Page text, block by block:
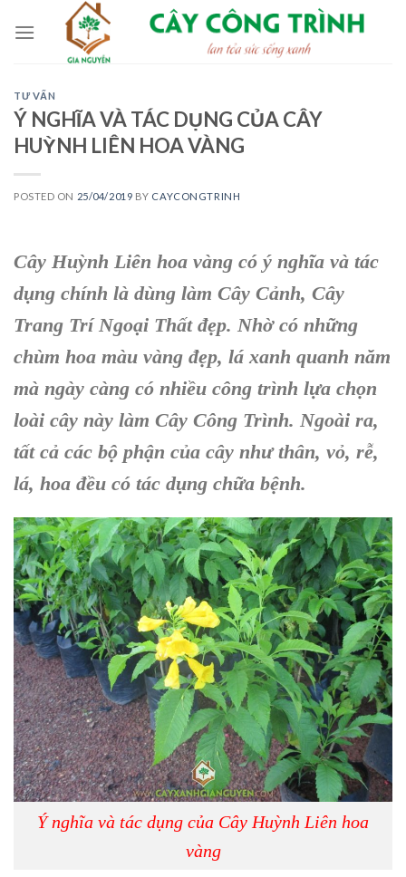
TƯ VẤN
Ý NGHĨA VÀ TÁC DỤNG CỦA CÂY
HUỲNH LIÊN HOA VÀNG
POSTED ON 25/04/2019 BY CAYCONGTRINH
Cây Huỳnh Liên hoa vàng có ý nghĩa và tác
dụng chính là dùng làm Cây Cảnh, Cây
Trang Trí Ngoại Thấtđẹp. Nhờ có những
chùm hoa màu vàng đẹp, lá xanh quanh năm
mà ngày càng có nhiều công trình lựa chọn
loài cây này làm Cây Công Trình. Ngoài ra,
tất cả các bộ phận của cây như thân, vỏ, rễ,
lá, hoa đều có tác dụng chữa bệnh.
Ý nghĩa và tác dụng của Cây Huỳnh Liên hoa
vàng